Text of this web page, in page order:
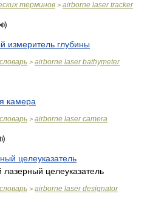
терминов > airborne laser tracker
измеритель глубины
> airborne laser bathymeter
камера
> airborne laser camera
целеуказатель
лазерный целеуказатель
> airborne laser designator